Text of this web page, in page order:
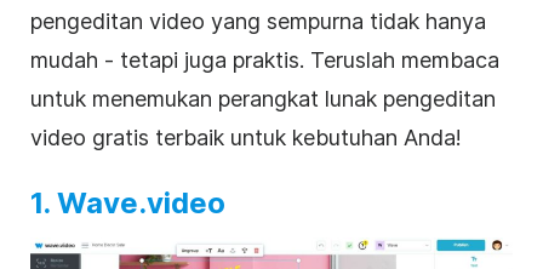
pengeditan video yang sempurna tidak hanya
mudah - tetapi juga praktis. Teruslah membaca
untuk menemukan perangkat lunak pengeditan
video gratis terbaik untuk kebutuhan Anda!
1. Wave.video